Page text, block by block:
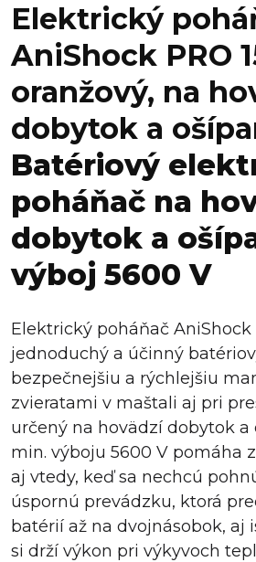
Elektrický
AniShock PRO
oranžový, na
dobytok a
Batériový
poháňač na
dobytok a
výboj 5600 V
Elektrický poháňač AniShock
jednoduchý a účinný
bezpečnejšiu a rýchlejšiu
zvieratami v maštali aj pri
určený na hovädzí dobytok a
min. výboju 5600 V pomáha
aj vtedy, keď sa nechcú
úspornú prevádzku, ktorá
batérií až na dvojnásobok, aj
si drží výkon pri výkyvoch